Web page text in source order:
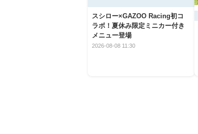
スシロー×GAZOO Racing初コ
ラボ！夏休み限定ミニカー付き
メニュー登場
2026-08-08 11:30